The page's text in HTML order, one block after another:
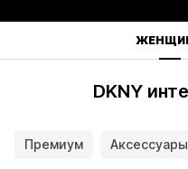
DKNY
Премиум Аксессуары